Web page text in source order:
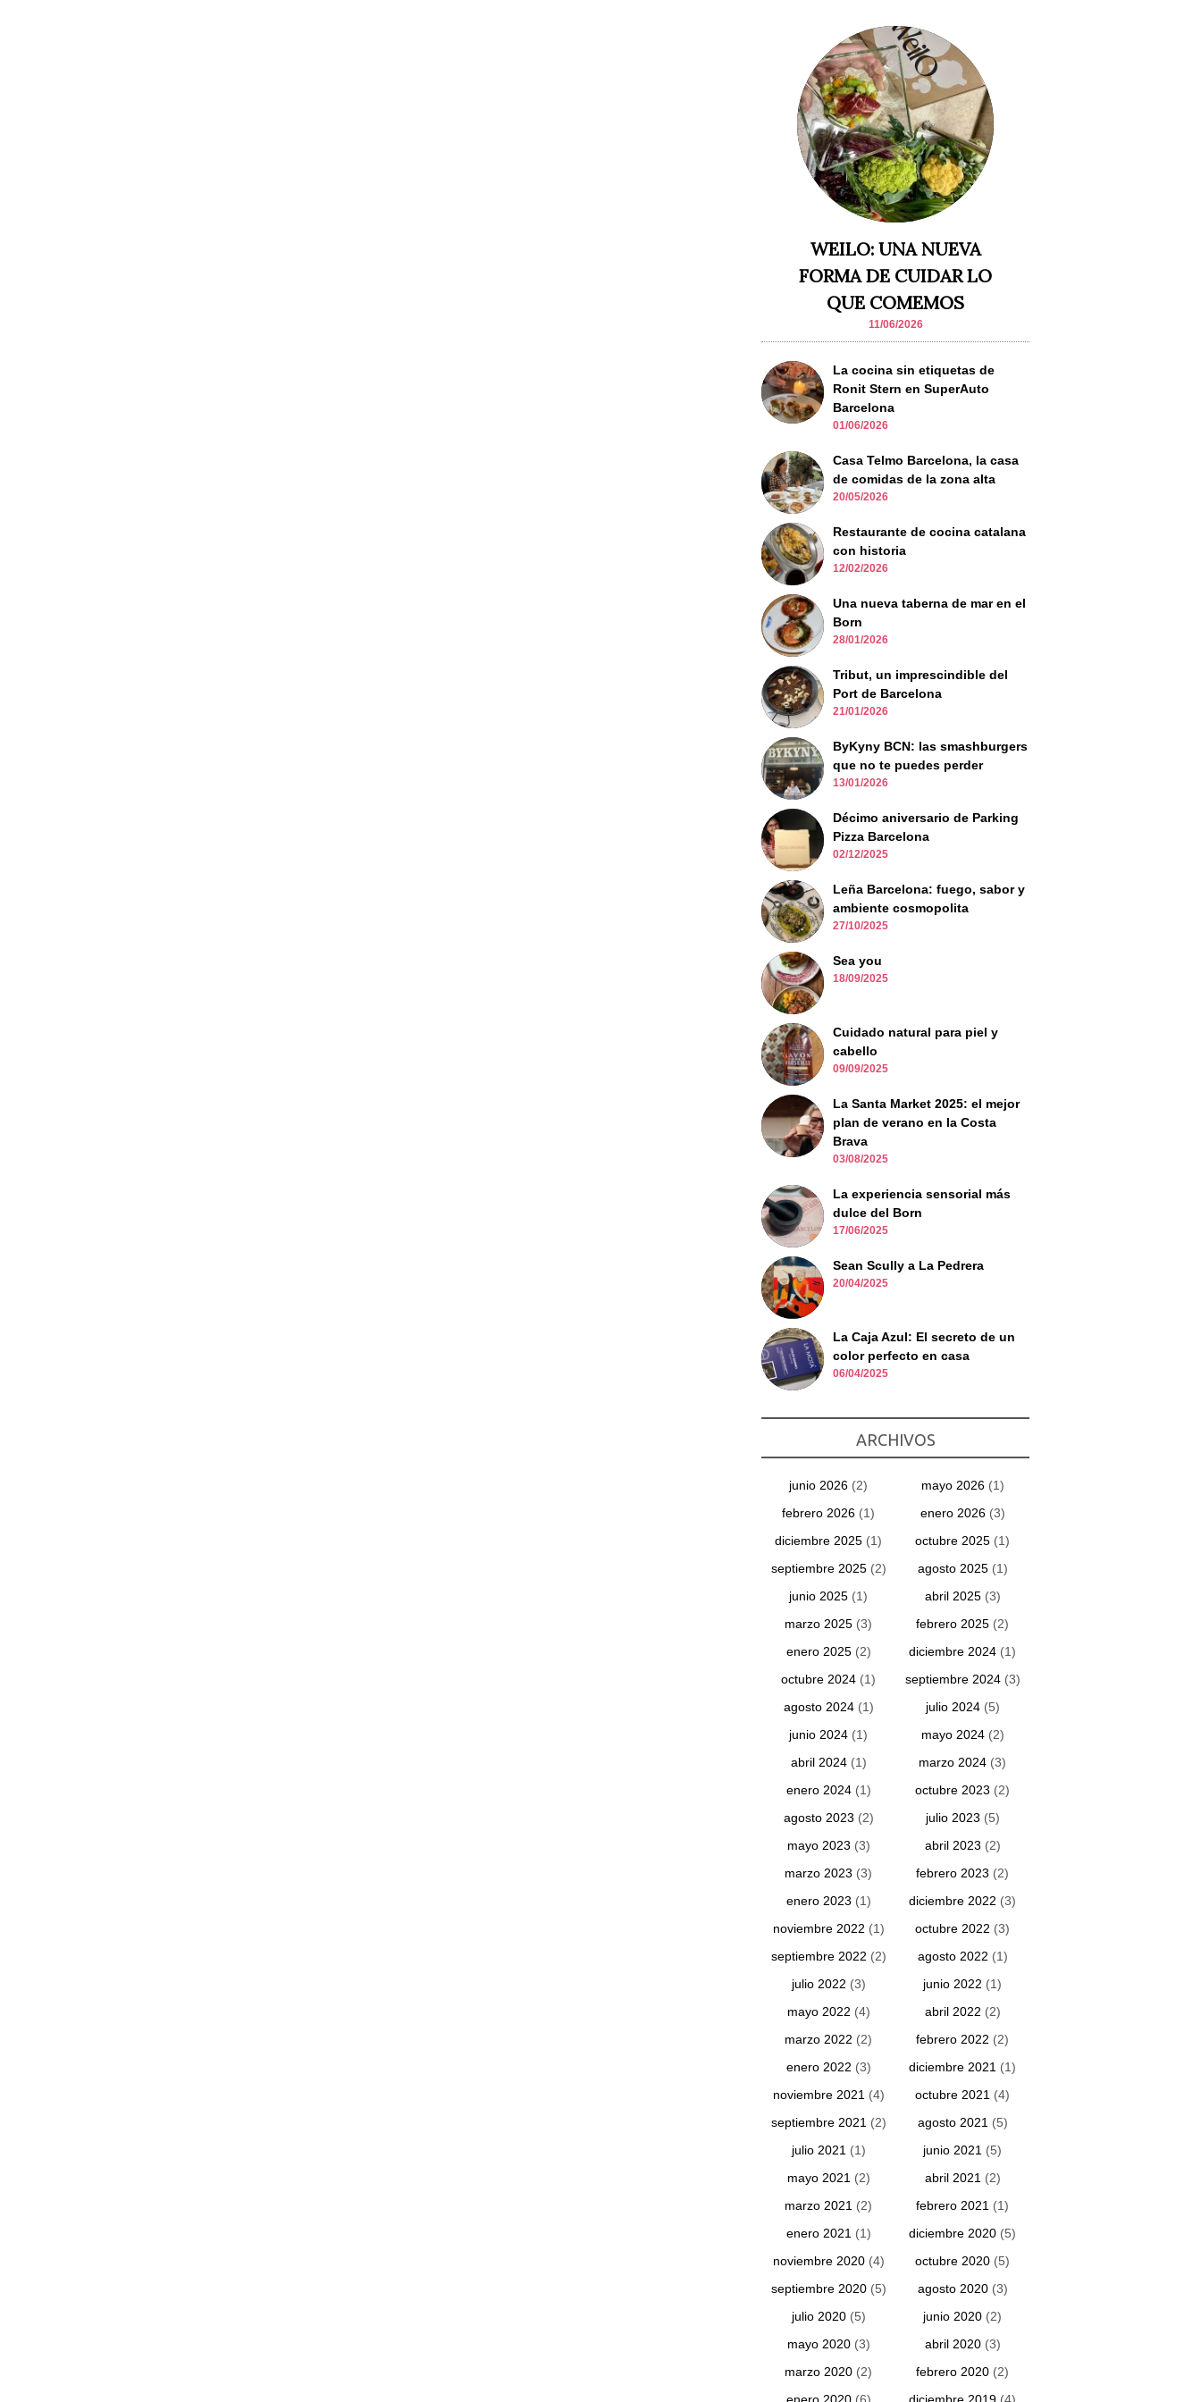
WEILO: UNA NUEVA
FORMA DE CUIDAR LO
QUE COMEMOS
11/06/2026
La cocina sin etiquetas de
Ronit Stern en SuperAuto
Barcelona
01/06/2026
Casa Telmo Barcelona, la casa
de comidas de la zona alta
20/05/2026
Restaurante de cocina catalana
con historia
12/02/2026
Una nueva taberna de mar en el
Born
28/01/2026
Tribut, un imprescindible del
Port de Barcelona
21/01/2026
ByKyny BCN: las smashburgers
que no te puedes perder
13/01/2026
Décimo aniversario de Parking
Pizza Barcelona
02/12/2025
Leña Barcelona: fuego, sabor y
ambiente cosmopolita
27/10/2025
Sea you
18/09/2025
Cuidado natural para piel y
cabello
09/09/2025
La Santa Market 2025: el mejor
plan de verano en la Costa
Brava
03/08/2025
La experiencia sensorial más
dulce del Born
17/06/2025
Sean Scully a La Pedrera
20/04/2025
La Caja Azul: El secreto de un
color perfecto en casa
06/04/2025
ARCHIVOS
junio 2026 (2) mayo 2026(1)
febrero 2026 (1) enero 2026(3)
diciembre 2025 (1) octubre 2025 (1)
septiembre 2025(2) agosto 2025(1)
junio 2025 (1) abril 2025(3)
marzo 2025 (3) febrero 2025 (2)
enero 2025(2) diciembre 2024 (1)
octubre 2024 (1) septiembre 2024(3)
agosto 2024(1) julio 2024(5)
junio 2024 (1) mayo 2024(2)
abril 2024(1) marzo 2024 (3)
enero 2024(1) octubre 2023 (2)
agosto 2023 (2) julio 2023 (5)
mayo 2023 (3) abril 2023 (2)
marzo 2023 (3) febrero 2023 (2)
enero 2023 (1) diciembre 2022 (3)
noviembre 2022 (1) octubre 2022 (3)
septiembre 2022 (2) agosto 2022 (1)
julio 2022 (3) junio 2022 (1)
mayo 2022 (4) abril 2022 (2)
marzo 2022 (2) febrero 2022 (2)
enero 2022 (3) diciembre 2021 (1)
noviembre 2021 (4) octubre 2021 (4)
septiembre 2021 (2) agosto 2021 (5)
julio 2021 (1) junio 2021 (5)
mayo 2021 (2) abril 2021 (2)
marzo 2021 (2) febrero 2021 (1)
enero 2021 (1) diciembre 2020 (5)
noviembre 2020(4) octubre 2020 (5)
septiembre 2020(5) agosto 2020(3)
julio 2020(5) junio 2020 (2)
mayo 2020(3) abril 2020(3)
marzo 2020 (2) febrero 2020 (2)